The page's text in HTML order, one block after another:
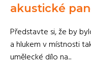
akustické
Představte si, že by
a hlukem v místnosti
umělecké dílo na...